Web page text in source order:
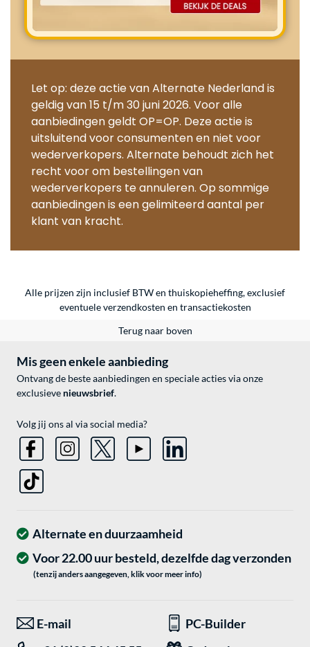
Let op: deze actie van Alternate Nederland is
geldig van 15 t/m 30 juni 2026. Voor alle
aanbiedingen geldt OP=OP. Deze actie is
uitsluitend voor consumenten en niet voor
wederverkopers. Alternate behoudt zich het
recht voor om bestellingen van
wederverkopers te annuleren. Op sommige
aanbiedingen is een gelimiteerd aantal per
klant van kracht.
Alle prijzen zijn inclusief BTW en thuiskopieheffing, exclusief
eventueleverzendkosten en transactiekosten
Terug naar boven
Mis geen enkele aanbieding
Ontvang de beste aanbiedingen en speciale acties via onze
exclusieve nieuwsbrief.
Volg jij ons al via social media?
Alternate en duurzaamheid
Voor 22.00 uur besteld, dezelfde dag verzonden
(tenzij anders aangegeven, klik voor meer info)
E-mail
PC-Builder